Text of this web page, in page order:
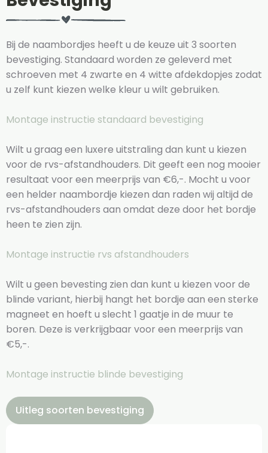
Bij de naambordjes heeft u de keuze uit 3 soorten
bevestiging. Standaard worden ze geleverd met
schroeven met 4 zwarte en 4 witte afdekdopjes zodat
u zelf kunt kiezen welke kleur u wilt gebruiken.
Montage instructie standaard bevestiging
Wilt u graag een luxere uitstraling dan kunt u kiezen
voor de rvs-afstandhouders. Dit geeft een nog mooier
resultaat voor een meerprijs van €6,-. Mocht u voor
een helder naambordje kiezen dan raden wij altijd de
rvs-afstandhouders aan omdat deze door het bordje
heen te zien zijn.
Montage instructie rvs afstandhouders
Wilt u geen bevesting zien dan kunt u kiezen voor de
blinde variant, hierbij hangt het bordje aan een sterke
magneet en hoeft u slecht 1 gaatje in de muur te
boren. Deze is verkrijgbaar voor een meerprijs van
€5,-.
Montage instructie blinde bevestiging
Uitleg soorten bevestiging